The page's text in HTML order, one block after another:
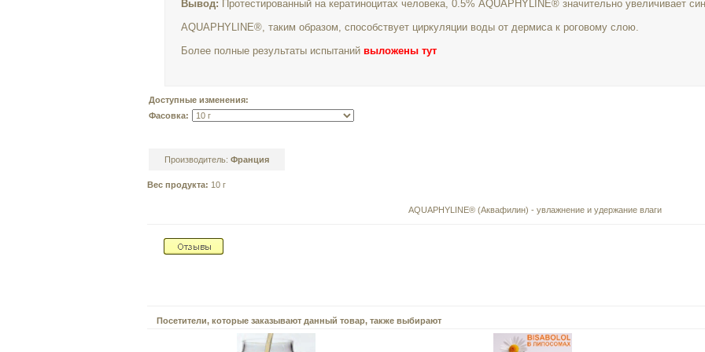
Вывод: Протестированный на кератиноцитах человека, 0.5% AQUAPHYLINE® значительно увеличивает
AQUAPHYLINE®, таким образом, способствует циркуляции воды от дермиса к роговому слою.
Более полные результаты испытанийвыложены тут
Доступные изменения:
Фасовка:
Производитель:Франция
Вес продукта: 10 г
AQUAPHYLINE® (Аквафилин) - увлажнение и удержание влаги
Посетители, которые заказывают данный товар, также выбирают